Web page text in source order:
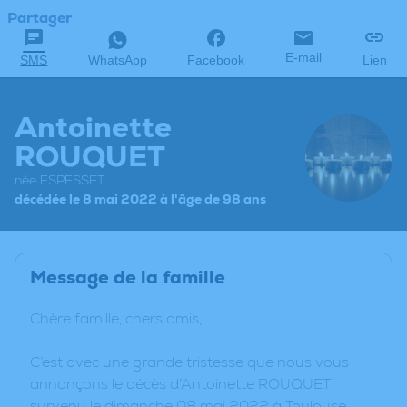
Partager
SMS WhatsApp Facebook E-mail Lien
Antoinette
ROUQUET
née ESPESSET
décédée le 8 mai 2022 à l'âge de 98 ans
Message de la famille
Chère famille, chers amis,
C’est avec une grande tristesse que nous vous
annonçons le décès d’Antoinette ROUQUET